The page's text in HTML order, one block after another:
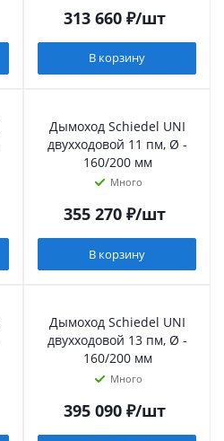
313 660₽/шт
В корзину
Дымоход Schiedel UNI
двухходовой 11 пм, Ø -
160/200 мм
Много
355 270₽/шт
В корзину
Дымоход Schiedel UNI
двухходовой 13 пм, Ø -
160/200 мм
Много
395 090₽/шт